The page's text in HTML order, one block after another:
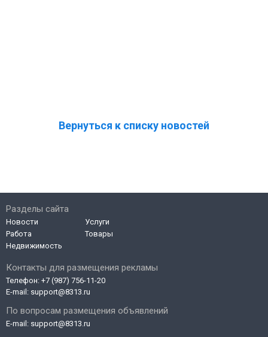
Вернуться к списку новостей
Контакты для размещения рекламы
Телефон: +7 (987) 756-11-20
E-mail: support@8313.ru
По вопросам размещения объявлений
E-mail: support@8313.ru
Разделы сайта
Новости
Работа
Недвижимость
Услуги
Товары